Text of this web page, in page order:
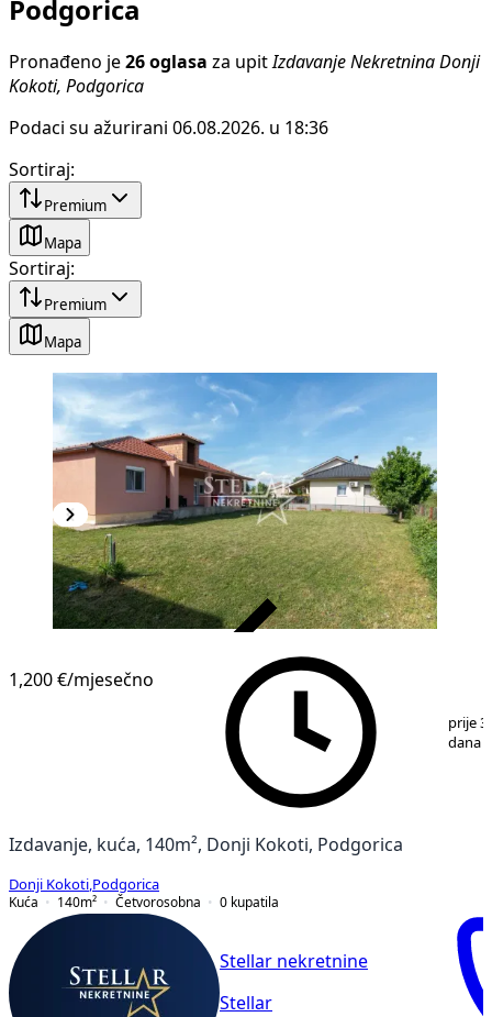
Podgorica
Pronađeno je 26 oglasa za upit Izdavanje Nekretnina Donji
Kokoti, Podgorica
Podaci su ažurirani 06.08.2026. u 18:36
Sortiraj:
Premium
Mapa
Sortiraj:
Premium
Mapa
1,200 €/mjesečno
prije 3
dana
Izdavanje, kuća, 140m², Donji Kokoti, Podgorica
Donji Kokoti Podgorica
Kuća
140m² Četvorosobna 0 kupatila
Stellar nekretnine
Stellar